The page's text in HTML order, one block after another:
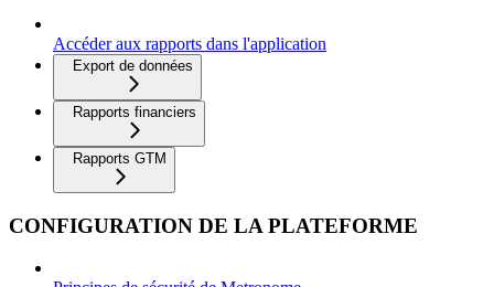
Accéder aux rapports dans l'application
Export de données
Rapports financiers
Rapports GTM
CONFIGURATION DE LA PLATEFORME